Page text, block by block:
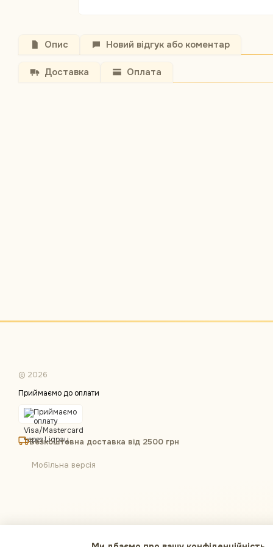
Опис Новий відгук або коментар
Доставка Оплата
© 2026
Приймаємо до оплати
Безкоштовна доставка від 2500 грн
Мобільна версія